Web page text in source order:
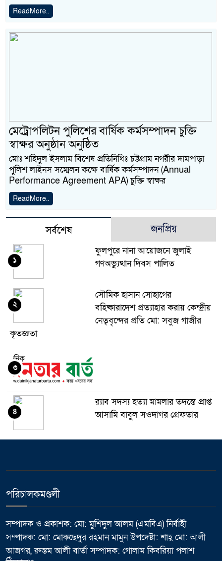
ReadMore..
মেট্রোপলিটন পুলিশের বার্ষিক কর্মসম্পাদন চুক্তি
স্বাক্ষর অনুষ্ঠান অনুষ্ঠিত
মোঃ শহিদুল ইসলাম বিশেষ প্রতিনিধিঃ চট্টগ্রাম নগরীর দামপাড়া
পুলিশ লাইনস সম্মেলন কক্ষে বার্ষিক কর্মসম্পাদন (Annual
Performance Agreement APA) চুক্তি স্বাক্ষর
ReadMore..
সর্বশেষ জনপ্রিয়
ফুলপুরে নানা আয়োজনে জুলাই
গণঅভ্যুত্থান দিবস পালিত
১
সৌমিক হাসান সোহাগের
বহিষ্কারাদেশ প্রত্যাহার করায় কেন্দ্রীয়
নেতৃবৃন্দের প্রতি মো: সবুজ গাজীর
কৃতজ্ঞতা
২
৩
র‌্যাব সদস্য হত্যা মামলার তদন্তে প্রাপ্ত
আসামি বাবুল সওদাগর গ্রেফতার
৪
সম্মেলন
বাচ্চুর বরাদ্দে এইচবিবি রাস্তার কাজের
উদ্বোধন
৬
মাথায় হেলমেট, তবু কতটা নিরাপদ
৭
পরিচালকমণ্ডলী
সম্পাদক ও প্রকাশক: মো: মুশিদুল আলম (এমবিএ) নির্বাহী
সম্পাদক: মো: মোকছেদুর রহমান মামুন উপদেষ্টা: শাহ্ মো: আলী
আজগর, রুস্তম আলী বার্তা সম্পাদক: গোলাম কিবরিয়া পলাশ